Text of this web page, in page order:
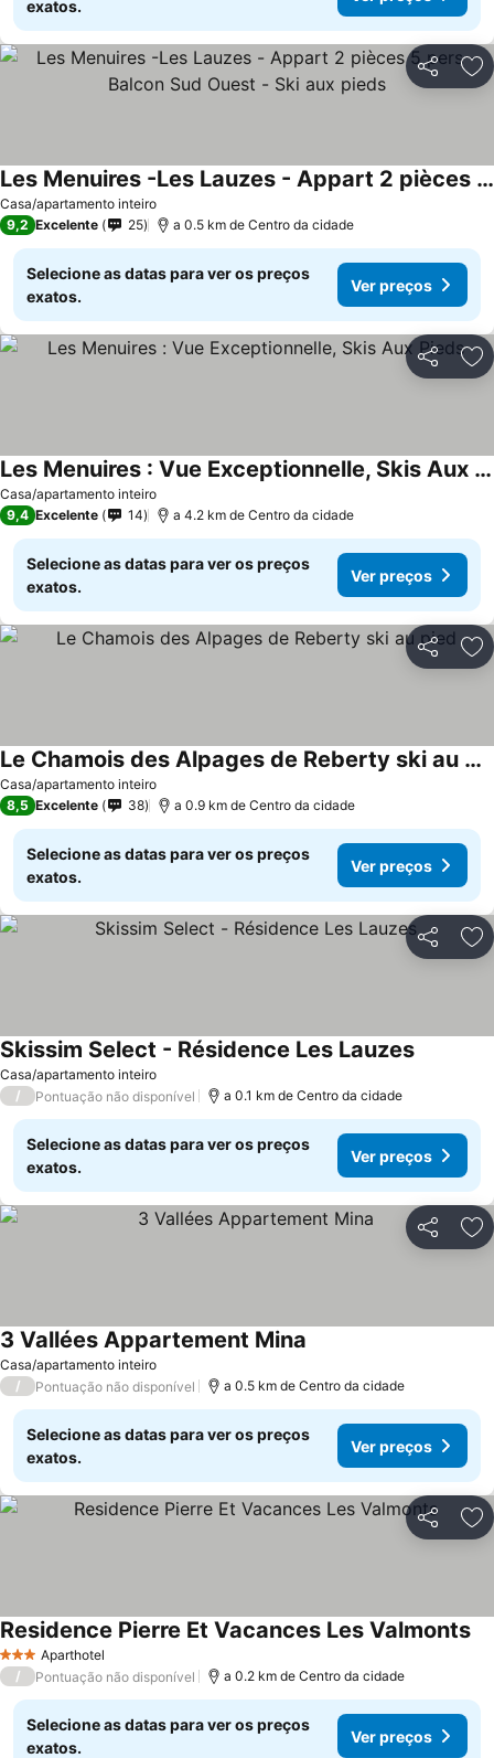
exatos.
Partilhar
Casa/apartamento inteiro
Les Menuires -Les Lauzes - Appart 2 pièces 5 pers - Balcon Sud Ouest - Ski aux pieds
9,2 Excelente 25 a 0.5 km de Centro da cidade
Selecione as datas para ver os preços
exatos.
Ver preços
Partilhar
Casa/apartamento inteiro
Les Menuires : Vue Exceptionnelle, Skis Aux Pieds
9,4 Excelente 14 a 4.2 km de Centro da cidade
Selecione as datas para ver os preços
exatos.
Ver preços
Partilhar
Casa/apartamento inteiro
Le Chamois des Alpages de Reberty ski au pied
8,5 Excelente 38 a 0.9 km de Centro da cidade
Selecione as datas para ver os preços
exatos.
Ver preços
Partilhar
Casa/apartamento inteiro
Skissim Select - Résidence Les Lauzes
/ Pontuação não disponível a 0.1 km de Centro da cidade
Selecione as datas para ver os preços
exatos.
Ver preços
Partilhar
Casa/apartamento inteiro
3 Vallées Appartement Mina
/ Pontuação não disponível a 0.5 km de Centro da cidade
Selecione as datas para ver os preços
exatos.
Ver preços
Partilhar
3 EstrelasAparthotel
Residence Pierre Et Vacances Les Valmonts
/ Pontuação não disponível a 0.2 km de Centro da cidade
Selecione as datas para ver os preços
exatos.
Ver preços